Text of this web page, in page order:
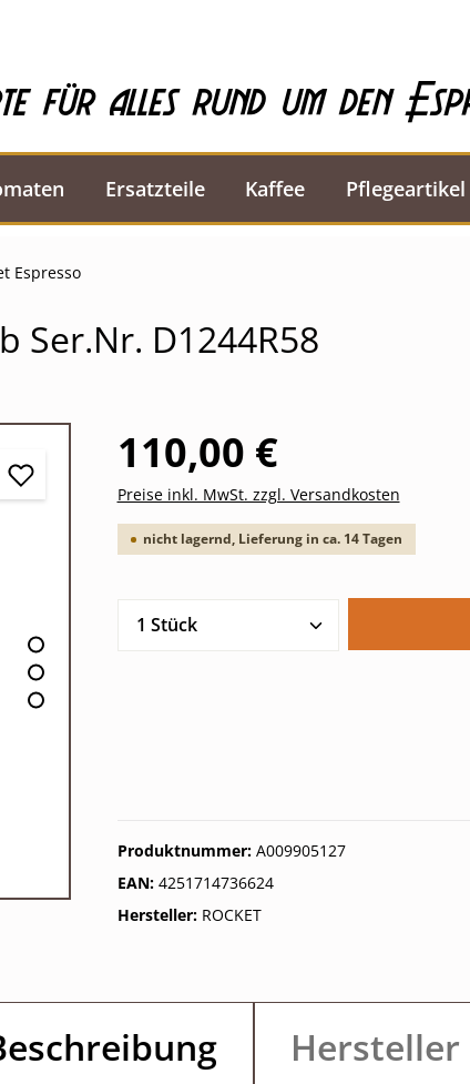
für alles rund um den
Ersatzteile Kaffee Pflegeartikel
Espresso
Ser.Nr. D1244R58
110,00 €
Preise inkl. MwSt. zzgl. Versandkosten
nicht lagernd, Lieferung in ca. 14 Tagen
Produkt Anzahl: Gib den
Produktnummer: A009905127
EAN: 4251714736624
Hersteller: ROCKET
Hersteller